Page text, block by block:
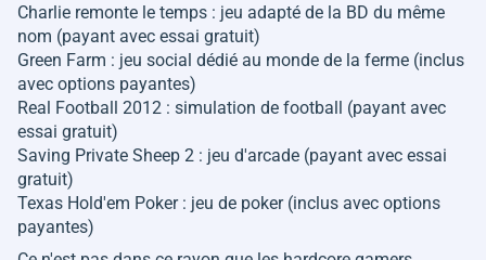
Charlie remonte le temps : jeu adapté de la BD du même
nom (payant avec essai gratuit)
Green Farm : jeu social dédié au monde de la ferme (inclus
avec options payantes)
Real Football 2012 : simulation de football (payant avec
essai gratuit)
Saving Private Sheep 2 : jeu d'arcade (payant avec essai
gratuit)
Texas Hold'em Poker : jeu de poker (inclus avec options
payantes)